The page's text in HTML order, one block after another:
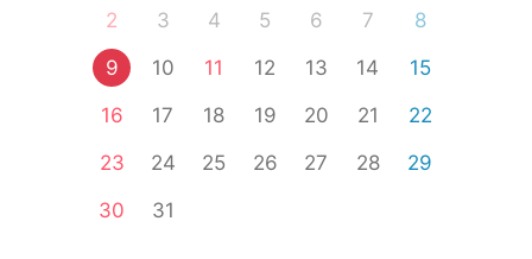
2
3 4 5 6 7
8
9
10 11 12 13 14
15
16
17 18 19 20 21
22
23
24 25 26 27 28
29
30
31